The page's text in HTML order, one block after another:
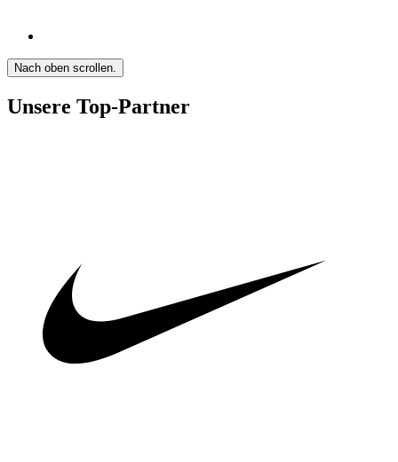
Nach oben scrollen.
Unsere Top-Partner